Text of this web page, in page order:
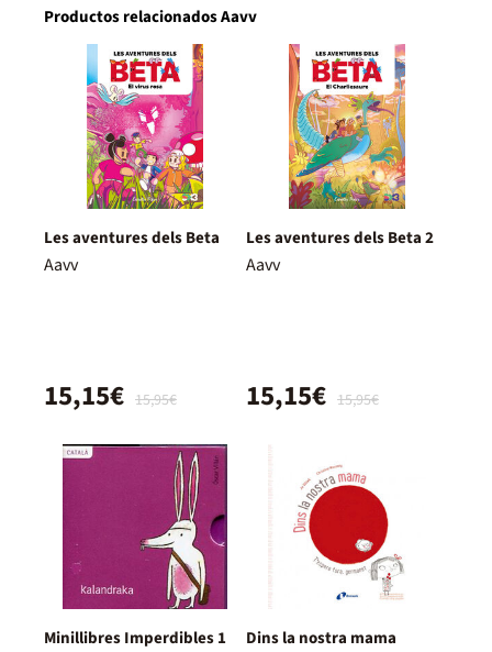
Productos relacionados Aavv
Les aventures dels Beta
Aavv
15,95€
15,15€
Les aventures dels Beta 2
Aavv
15,95€
15,15€
Minillibres Imperdibles 1 Dins la nostra mama